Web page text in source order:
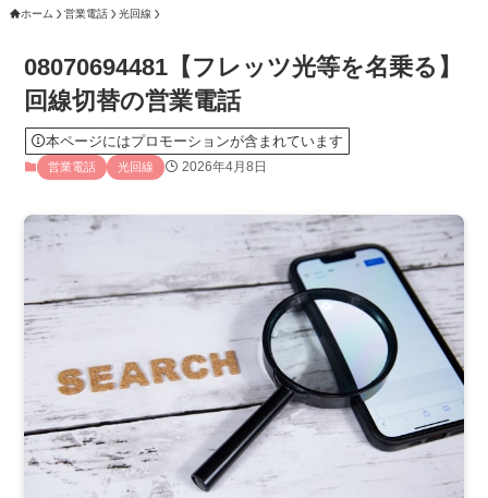
ホーム 営業電話 光回線
08070694481【フレッツ光等を名乗る】
回線切替の営業電話
本ページにはプロモーションが含まれています
営業電話 光回線 2026年4月8日